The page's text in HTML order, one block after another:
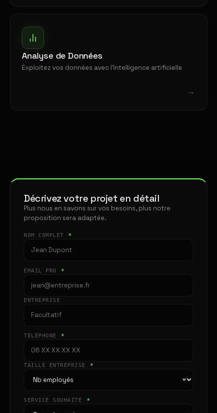
Analyse de Données
Exploitez vos données avec l'intelligence artificielle
→
Décrivez votre projet en détail
Plus nous en savons sur vos besoins, plus notre
proposition sera adaptée.
NOM COMPLET *
EMAIL PRO *
ENTREPRISE
TÉLÉPHONE *
TAILLE ENTREPRISE *
SERVICE SOUHAITÉ *